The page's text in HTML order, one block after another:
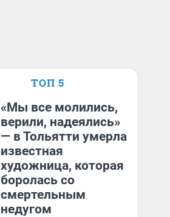
ТОП 5
«Мы все молились,
верили, надеялись»
— в Тольятти умерла
известная
художница, которая
боролась со
смертельным
недугом